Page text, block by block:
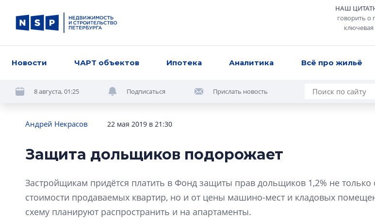
НАШ
говорить о
ключевая
Новости ЧАРТ объектов Ипотека Аналитика Всё про жильё
8 августа, 01:25 Подписаться Прислать новость
Андрей Некрасов 22 мая 2019 в 21:30
Защита дольщиков подорожает
Застройщикам придётся платить в Фонд защиты прав дольщиков 1,2% не только
стоимости продаваемых квартир, но и от цены машино-мест и кладовых
схему планируют распространить и на апартаменты.